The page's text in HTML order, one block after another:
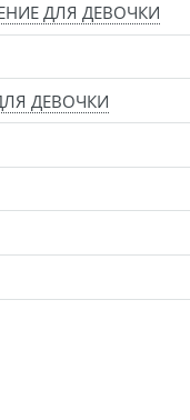
ДЛЯ ДЕВОЧКИ
ДЕВОЧКИ